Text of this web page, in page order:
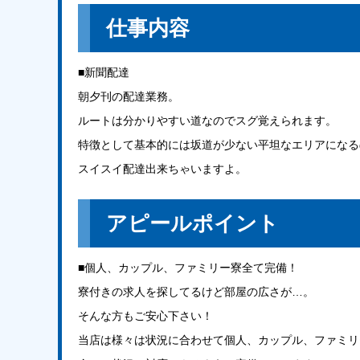
仕事内容
■新聞配達
朝夕刊の配達業務。
ルートは分かりやすい道なのでスグ覚えられます。
特徴として基本的には坂道が少ない平坦なエリアにな
スイスイ配達出来ちゃいますよ。
アピールポイント
■個人、カップル、ファミリー寮全て完備！
寮付きの求人を探してるけど部屋の広さが…。
そんな方もご安心下さい！
当店は様々は状況に合わせて個人、カップル、ファミ